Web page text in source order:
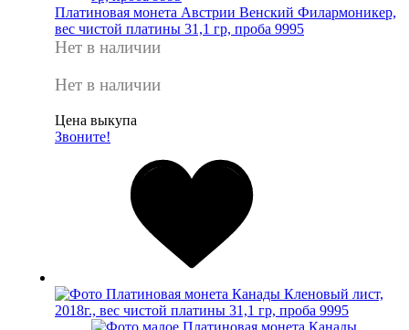
Платиновая монета Австрии Венский Филармоникер,
вес чистой платины 31,1 гр, проба 9995
Нет в наличии
Нет в наличии
Цена выкупа
Звоните!